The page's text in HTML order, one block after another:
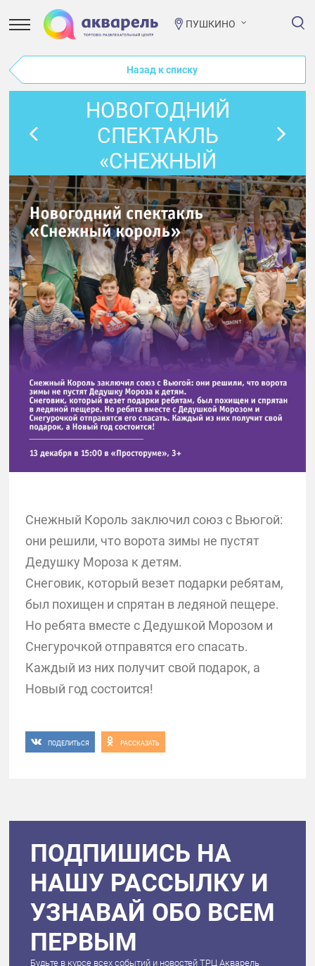
ПУШКИНО
Назад к списку
НОВОГОДНИЙ
СПЕКТАКЛЬ
«СНЕЖНЫЙ
КОРОЛЬ»
Снежный Король заключил союз с Вьюгой:
они решили, что ворота зимы не пустят
Дедушку Мороза к детям.
Снеговик, который везет подарки ребятам,
был похищен и спрятан в ледяной пещере.
Но ребята вместе с Дедушкой Морозом и
Снегурочкой отправятся его спасать.
Каждый из них получит свой подарок, а
Новый год состоится!
ПОДЕЛИТЬСЯ РАССКАЗАТЬ
ПОДПИШИСЬ НА
НАШУ РАССЫЛКУ И
УЗНАВАЙ ОБО ВСЕМ
ПЕРВЫМ
Будьте в курсе всех событий и новостей ТРЦ Акварель